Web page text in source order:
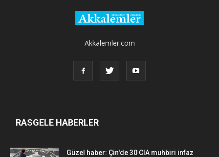
Akkalemler.com
RASGELE HABERLER
Güzel haber: Çin'de 30 CIA muhbiri infaz